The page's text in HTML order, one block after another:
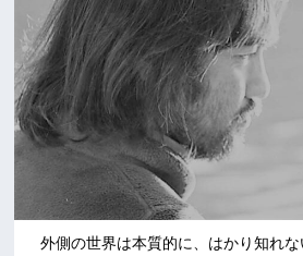
外側の世界は本質的に、はかり知れ